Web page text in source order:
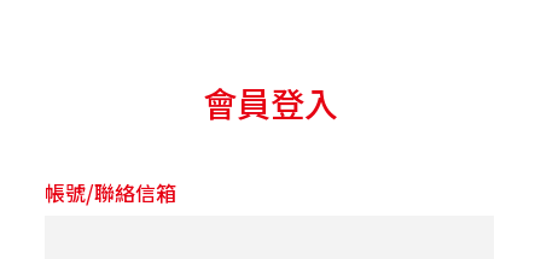
會員登入
帳號/聯絡信箱